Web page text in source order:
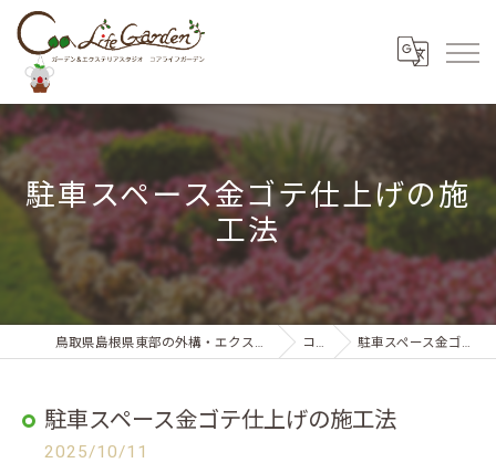
駐車スペース金ゴテ仕上げの施
工法
鳥取県島根県東部の外構・エクステリアならコアライフガーデン コラム 駐車スペース金ゴテ仕上げの施工法
駐車スペース金ゴテ仕上げの施工法
2025/10/11